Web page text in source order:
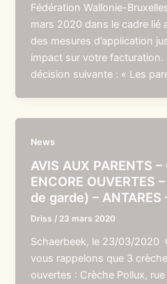
Fédération Wallonie-
mars 2020 dans le cadre lié
des mesures d’application
impact sur votre facturation.
décision suivante : « Les
News
AVIS AUX PARENTS –
ENCORE OUVERTES
de garde) – ANTARES
Driss / 23 mars 2020
Schaerbeek, le 23/03/2020
vous rappelons que 3
ouvertes : Crèche Pollux,